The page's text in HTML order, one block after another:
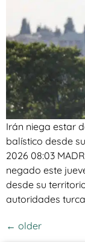
Irán niega estar
balístico desde
2026 08:03
negado este
desde su
autoridades
← older